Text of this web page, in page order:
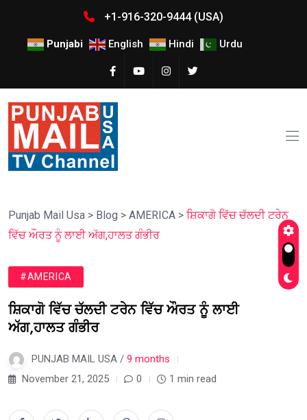
+1-916-320-9444 (USA)
Punjabi English Hindi Urdu
Punjab Mail Usa > Blog > AMERICA > ਸ਼ਿਕਾਗੋ ਵਿੱਚ ਚੱਲਦੀ ਟਰੇਨ
ਵਿੱਚ ਔਰਤ ਨੂੰ ਲਾਈ ਅੱਗ,ਹਾਲਤ ਗੰਭੀਰ
#AMERICA
ਸ਼ਿਕਾਗੋ ਵਿੱਚ ਚੱਲਦੀ ਟਰੇਨ ਵਿੱਚ ਔਰਤ ਨੂੰ ਲਾਈ
ਅੱਗ,ਹਾਲਤ ਗੰਭੀਰ
PUNJAB MAIL USA / 9 months
November 21, 2025
0 1 min read